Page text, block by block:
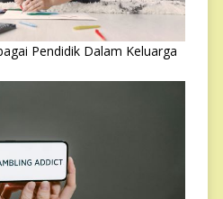
Pendidik Dalam Keluarga